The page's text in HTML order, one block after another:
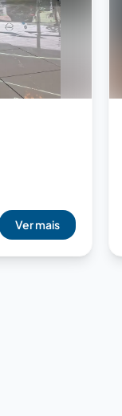
Ver mais